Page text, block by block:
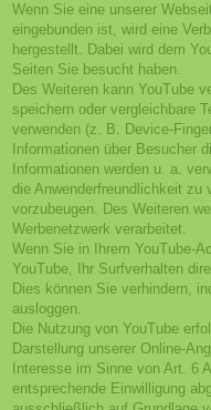
Wenn Sie eine unserer
eingebunden ist, wird eine
hergestellt. Dabei wird dem
Seiten Sie besucht haben.
Des Weiteren kann YouTube
speichern oder vergleichbare
verwenden (z. B. Device-
Informationen über Besucher
Informationen werden u. a.
die Anwenderfreundlichkeit zu
vorzubeugen. Des Weiteren
Werbenetzwerk verarbeitet.
Wenn Sie in Ihrem YouTube-
YouTube, Ihr Surfverhalten
Dies können Sie verhindern,
ausloggen.
Die Nutzung von YouTube
Darstellung unserer Online-
Interesse im Sinne von Art. 6
entsprechende Einwilligung